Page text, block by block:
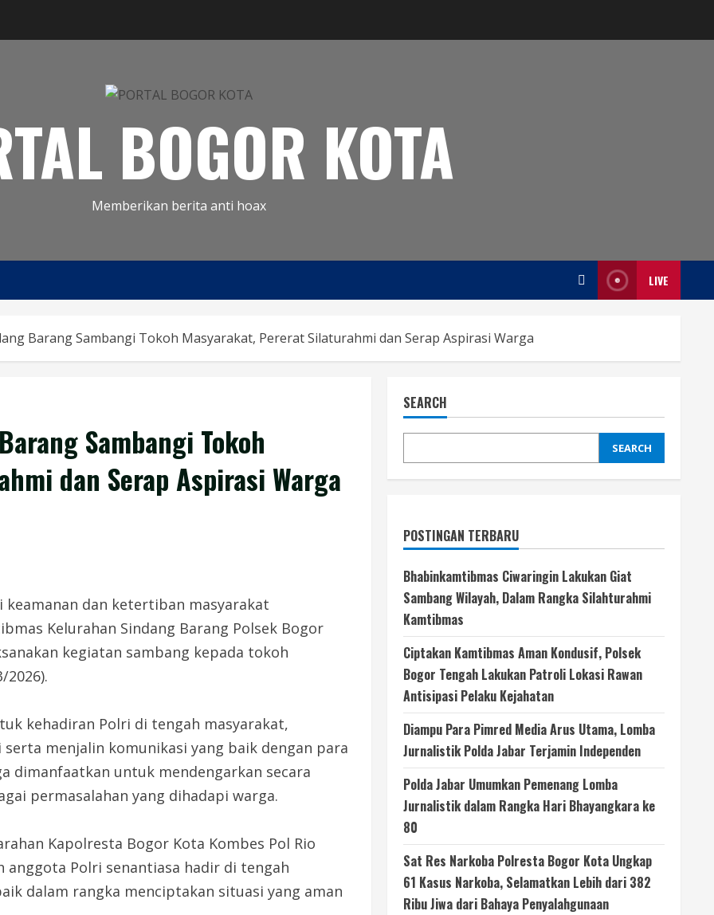
BOGOR KOTA
Memberikan berita anti hoax
LIVE
Barang Sambangi Tokoh Masyarakat, Pererat Silaturahmi dan Serap Aspirasi Warga
Sambangi Tokoh
dan Serap Aspirasi Warga
keamanan dan ketertiban masyarakat
Kelurahan Sindang Barang Polsek Bogor
kegiatan sambang kepada tokoh
2026).
kehadiran Polri di tengah masyarakat,
menjalin komunikasi yang baik dengan para
dimanfaatkan untuk mendengarkan secara
permasalahan yang dihadapi warga.
Kapolresta Bogor Kota Kombes Pol Rio
anggota Polri senantiasa hadir di tengah
dalam rangka menciptakan situasi yang aman
SEARCH
SEARCH
POSTINGAN TERBARU
Bhabinkamtibmas Ciwaringin Lakukan Giat
Sambang Wilayah, Dalam Rangka Silahturahmi
Kamtibmas
Ciptakan Kamtibmas Aman Kondusif, Polsek
Bogor Tengah Lakukan Patroli Lokasi Rawan
Antisipasi Pelaku Kejahatan
Diampu Para Pimred Media Arus Utama, Lomba
Jurnalistik Polda Jabar Terjamin Independen
Polda Jabar Umumkan Pemenang Lomba
Jurnalistik dalam Rangka Hari Bhayangkara ke
80
Sat Res Narkoba Polresta Bogor Kota Ungkap
61 Kasus Narkoba, Selamatkan Lebih dari 382
Ribu Jiwa dari Bahaya Penyalahgunaan